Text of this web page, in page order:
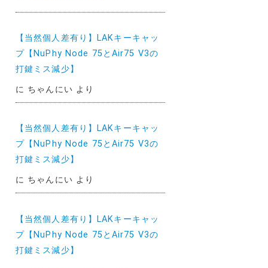
【当然個人差有り】LAKキーキャッ
プ【NuPhy Node 75とAir75 V3の
打鍵ミス減少】
に ちゃんにい より
【当然個人差有り】LAKキーキャッ
プ【NuPhy Node 75とAir75 V3の
打鍵ミス減少】
に ちゃんにい より
【当然個人差有り】LAKキーキャッ
プ【NuPhy Node 75とAir75 V3の
打鍵ミス減少】